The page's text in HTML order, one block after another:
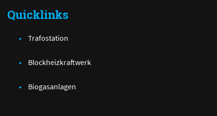
Quicklinks
Trafostation
Blockheizkraftwerk
Biogasanlagen